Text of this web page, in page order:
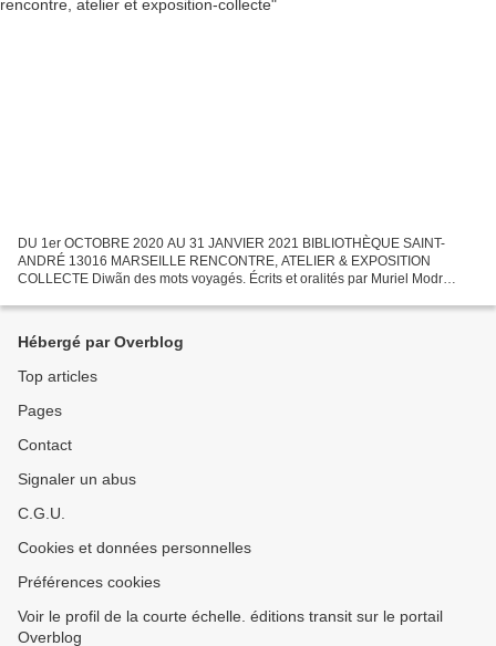
DU 1er OCTOBRE 2020 AU 31 JANVIER 2021 BIBLIOTHÈQUE SAINT-
ANDRÉ 13016 MARSEILLE RENCONTRE, ATELIER & EXPOSITION
COLLECTE Diwãn des mots voyagés. Écrits et oralités par Muriel Modr
OCTOBRE...
Hébergé par Overblog
Top articles
Pages
Contact
Signaler un abus
C.G.U.
Cookies et données personnelles
Préférences cookies
Voir le profil de la courte échelle. éditions transit sur le portail
Overblog